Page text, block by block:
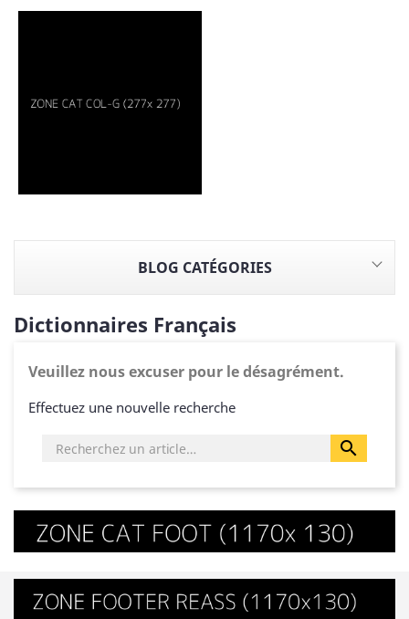
BLOG CATÉGORIES
Dictionnaires Français
Veuillez nous excuser pour le désagrément.
Effectuez une nouvelle recherche
